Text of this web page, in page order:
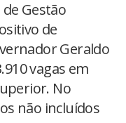
Gestão
de
Geraldo
vagas em
No
não incluídos